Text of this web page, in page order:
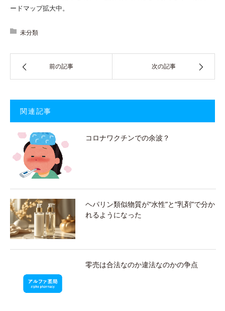
ードマップ拡大中。
未分類
前の記事 次の記事
関連記事
コロナワクチンでの余波？
ヘパリン類似物質が“水性”と“乳剤”で分か
れるようになった
零売は合法なのか違法なのかの争点